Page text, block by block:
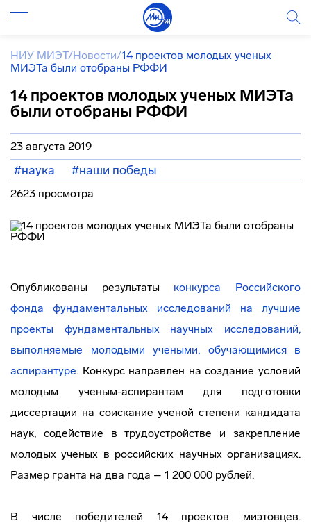
НИУ МИЭТ/Новости/14 проектов молодых ученых
МИЭТа были отобраны РФФИ
14 проектов молодых ученых МИЭТа
были отобраны РФФИ
23 августа 2019
#наука #наши победы
2623 просмотра
Опубликованы результаты конкурса Российского
фонда фундаментальных исследований на лучшие
проекты фундаментальных научных исследований,
выполняемые молодыми учеными, обучающимися в
аспирантуре. Конкурс направлен на создание условий
молодым ученым-аспирантам для подготовки
диссертации на соискание ученой степени кандидата
наук, содействие в трудоустройстве и закрепление
молодых ученых в российских научных организациях.
Размер гранта на два года – 1 200 000 рублей.
В числе победителей 14 проектов миэтовцев.